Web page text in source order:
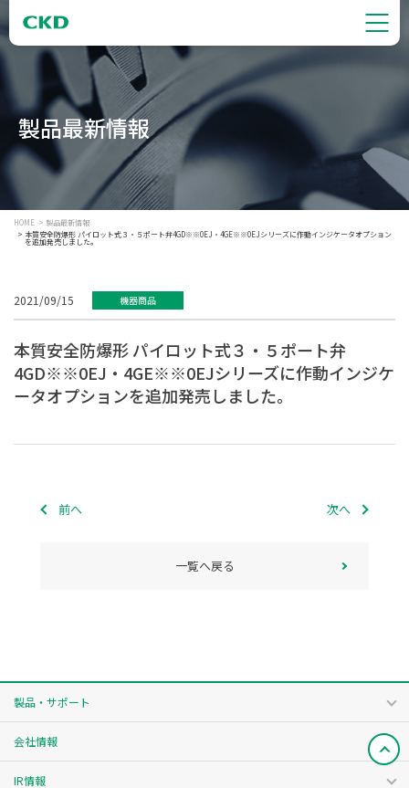
製品最新情報
HOME
製品最新情報
本質安全防爆形 パイロット式３・５ポート弁4GD※※0EJ・4GE※※0EJシリーズに作動インジケータオプション
を追加発売しました。
2021/09/15 機器商品
本質安全防爆形 パイロット式３・５ポート弁
4GD※※0EJ・4GE※※0EJシリーズに作動インジケ
ータオプションを追加発売しました。
前へ 次へ
一覧へ戻る
製品・サポート
会社情報
IR情報